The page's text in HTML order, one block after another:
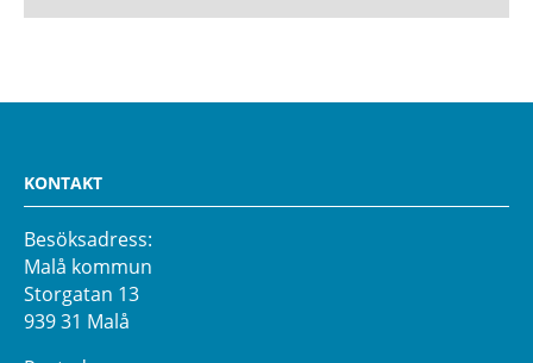
KONTAKT
Besöksadress:
Malå kommun
Storgatan 13
939 31 Malå